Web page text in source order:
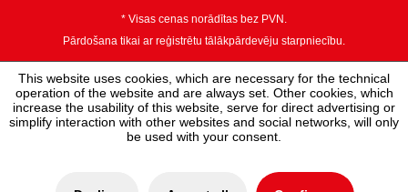
* Visas cenas norādītas bez PVN.
Pārdošana tikai ar reģistrētu tālākpārdevēju starpniecību.
This website uses cookies, which are necessary for the technical
operation of the website and are always set. Other cookies, which
increase the usability of this website, serve for direct advertising or
simplify interaction with other websites and social networks, will only
be used with your consent.